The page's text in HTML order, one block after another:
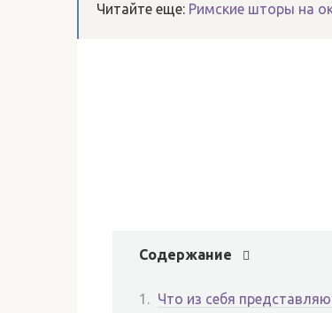
Читайте еще: Римские шторы на
Содержание
Что из себя